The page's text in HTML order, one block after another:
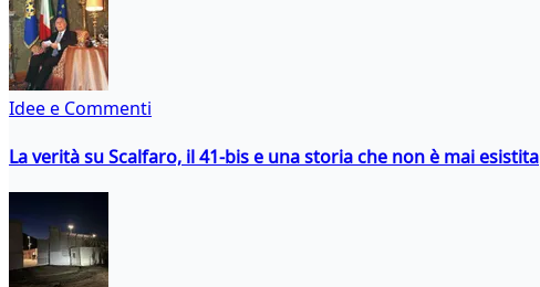
Idee e Commenti
La verità su Scalfaro, il 41-bis e una storia che non è mai esistita